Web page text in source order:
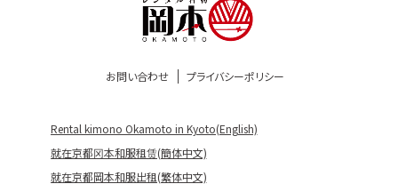
お問い合わせ プライバシーポリシー
Rental kimono Okamoto in Kyoto(English)
就在京都冈本和服租赁(簡体中文)
就在京都岡本和服出租(繁体中文)